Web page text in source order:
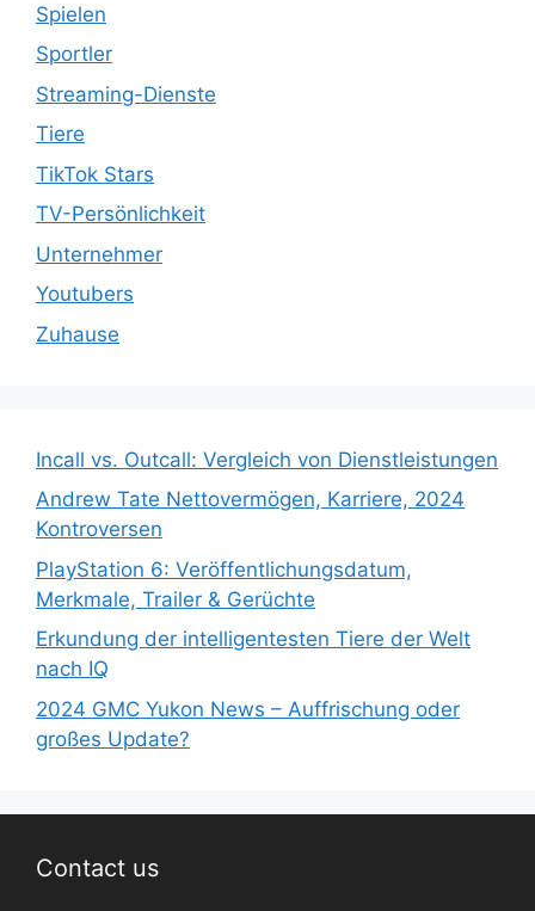
Spielen
Sportler
Streaming-Dienste
Tiere
TikTok Stars
TV-Persönlichkeit
Unternehmer
Youtubers
Zuhause
Incall vs. Outcall: Vergleich von Dienstleistungen
Andrew Tate Nettovermögen, Karriere, 2024
Kontroversen
PlayStation 6: Veröffentlichungsdatum,
Merkmale, Trailer & Gerüchte
Erkundung der intelligentesten Tiere der Welt
nach IQ
2024 GMC Yukon News – Auffrischung oder
großes Update?
Contact us